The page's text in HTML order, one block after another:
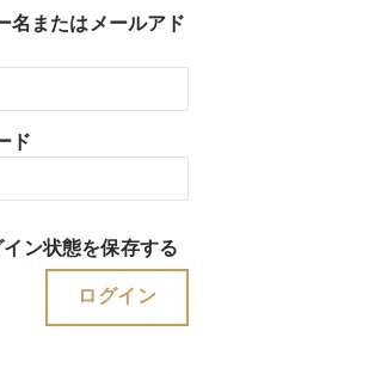
名またはメールアド
ド
イン状態を保存する